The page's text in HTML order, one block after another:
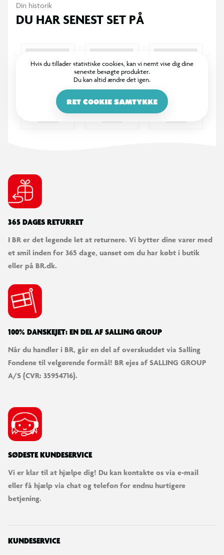
Din historik
DU HAR SENEST SET PÅ
Hvis du tillader statistiske cookies, kan vi nemt vise dig dine
seneste besøgte produkter.
Du kan altid ændre det igen.
RET COOKIE SAMTYKKE
365 DAGES RETURRET
I BR er det legende let at returnere. Vi bytter dine varer med
et smil inden for 365 dage, uanset om du har købt i butik
eller på BR.dk.
100% DANSKEJET: EN DEL AF SALLING GROUP
Når du handler i BR, går en del af overskuddet via Salling
Fondene til velgørende formål! BR ejes af SALLING GROUP
A/S (CVR: 35954716).
SØDESTE KUNDESERVICE
Vi er klar til at hjælpe dig! Du kan kontakte os via e-mail
eller få hjælp via chat og telefon for endnu hurtigere
betjening.
KUNDESERVICE